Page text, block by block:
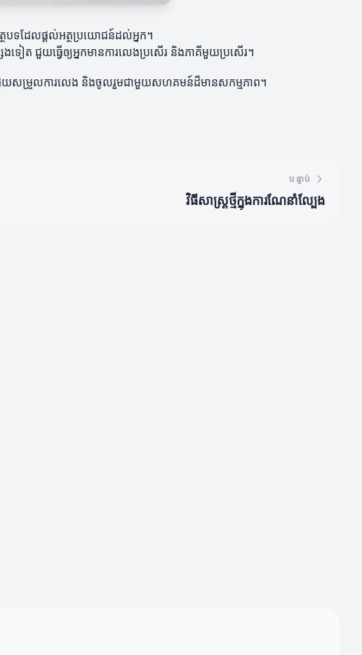
ថបទដែលផ្តល់អត្ថប្រយោជន៍ដល់អ្នក។
ៀត ជួយធ្វើឲ្យអ្នកមានការលេងប្រសើរ និងភាគីមួយប្រសើរ។
ាចជួយសម្រួលការលេង និងចូលរួមជាមួយសហគមន៍ដ៏មានសកម្មភាព។
បន្ទាប់
វិធីសាស្ត្រថ្មីក្នុងការណែនាំល្បែង